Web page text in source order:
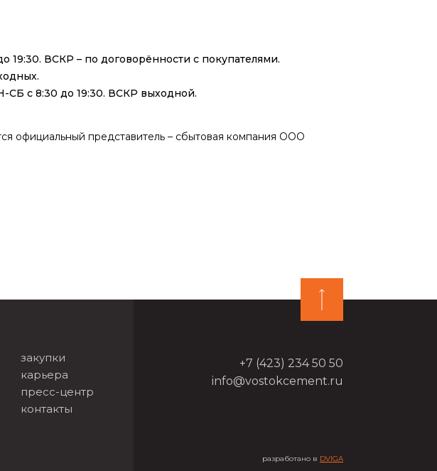
ВСКР – по договорённости с покупателями.
СБ с 8:30 до 19:30. ВСКР выходной.
официальный представитель – сбытовая компания ООО
закупки
карьера
пресс-центр
контакты
+7 (423) 234 50 50
info@vostokcement.ru
разработано в DVIGA